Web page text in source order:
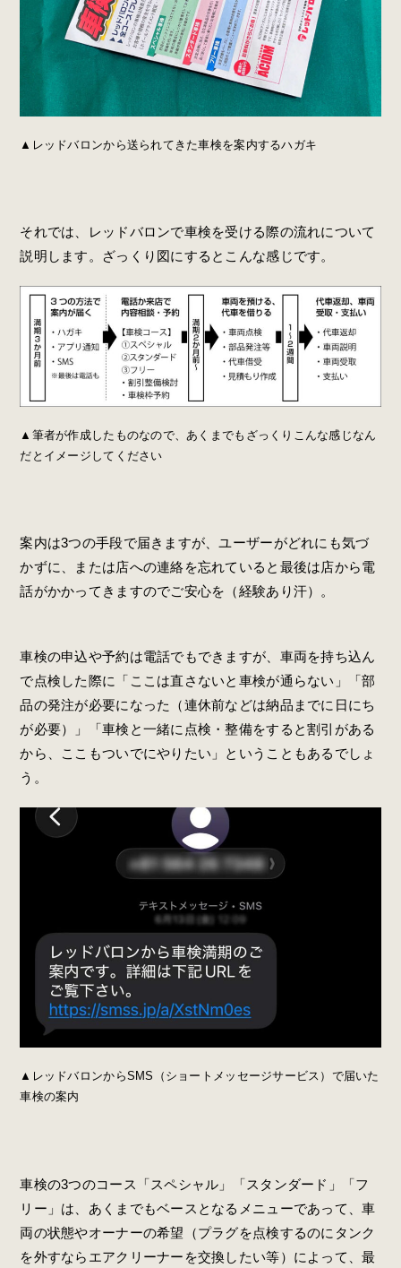
▲レッドバロンから送られてきた車検を案内するハガキ
それでは、レッドバロンで車検を受ける際の流れについて
説明します。ざっくり図にするとこんな感じです。
▲筆者が作成したものなので、あくまでもざっくりこんな感じなん
だとイメージしてください
案内は3つの手段で届きますが、ユーザーがどれにも気づ
かずに、または店への連絡を忘れていると最後は店から電
話がかかってきますのでご安心を（経験あり汗）。
車検の申込や予約は電話でもできますが、車両を持ち込ん
で点検した際に「ここは直さないと車検が通らない」「部
品の発注が必要になった（連休前などは納品までに日にち
が必要）」「車検と一緒に点検・整備をすると割引がある
から、ここもついでにやりたい」ということもあるでしょ
う。
▲レッドバロンからSMS（ショートメッセージサービス）で届いた
車検の案内
車検の3つのコース「スペシャル」「スタンダード」「フ
リー」は、あくまでもベースとなるメニューであって、車
両の状態やオーナーの希望（プラグを点検するのにタンク
を外すならエアクリーナーを交換したい等）によって、最